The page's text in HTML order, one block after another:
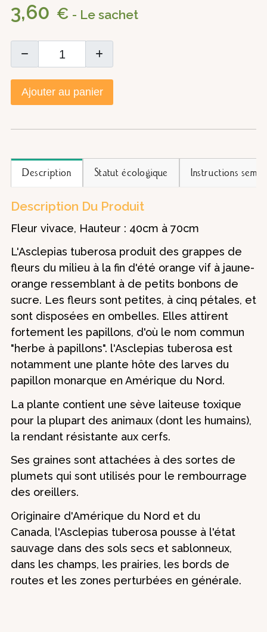
3,60 € - Le sachet
Ajouter au panier
Description Statut écologique Instructions semis
Description Du Produit
Fleur vivace, Hauteur : 40cm à 70cm
L'Asclepias tuberosa produit des grappes de
fleurs du milieu à la fin d'été orange vif à jaune-
orange ressemblant à de petits bonbons de
sucre. Les fleurs sont petites, à cinq pétales, et
sont disposées en ombelles. Elles attirent
fortement les papillons, d'où le nom commun
"herbe à papillons". l'Asclepias tuberosa est
notamment une plante hôte des larves du
papillon monarque en Amérique du Nord.
La plante contient une sève laiteuse toxique
pour la plupart des animaux (dont les humains),
la rendant résistante aux cerfs.
Ses graines sont attachées à des sortes de
plumets qui sont utilisés pour le rembourrage
des oreillers.
Originaire d'Amérique du Nord et du
Canada, l'Asclepias tuberosa pousse à l'état
sauvage dans des sols secs et sablonneux,
dans les champs, les prairies, les bords de
routes et les zones perturbées en générale.